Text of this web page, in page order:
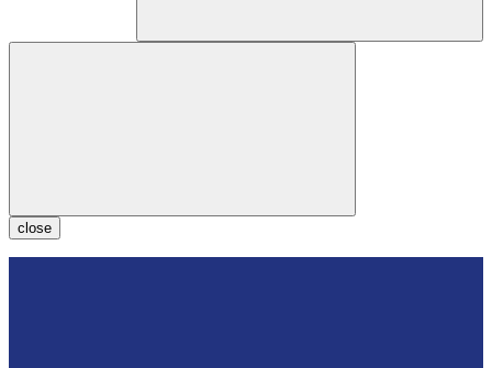
close